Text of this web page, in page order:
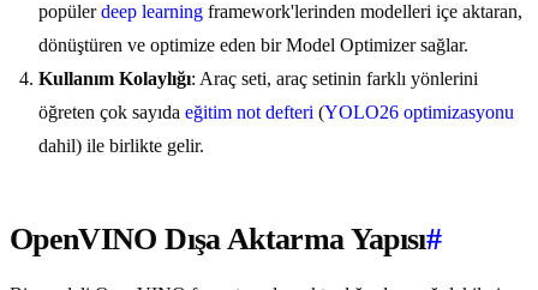
popülerdeep learning framework'lerinden modelleri içe aktaran,
dönüştüren ve optimize eden bir Model Optimizer sağlar.
Kullanım Kolaylığı: Araç seti, araç setinin farklı yönlerini
öğreten çok sayıda eğitim not defteri (YOLO26 optimizasyonu
dahil) ile birlikte gelir.
OpenVINO Dışa Aktarma Yapısı#